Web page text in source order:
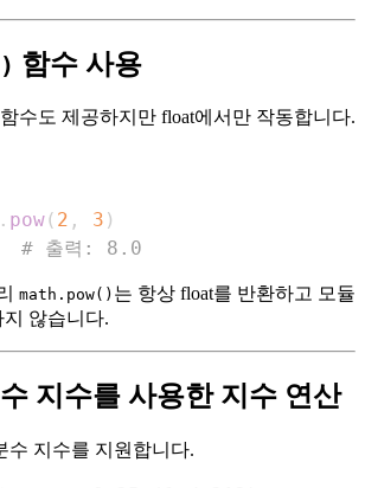
함수 사용
함수도 제공하지만 float에서만 작동합니다.
. pow( 2 , 3 )
# 출력: 8.0
math.pow() 는 항상 float를 반환하고 모듈
않습니다.
지수를 사용한 지수 연산
수 지수를 지원합니다.